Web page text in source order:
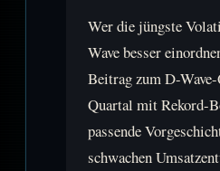
Wer die jüngste
Wave besser
Beitrag zum D-
Quartal mit Rekord-
passende
schwachen